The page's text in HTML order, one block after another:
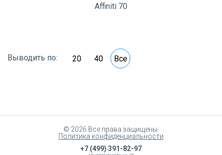
Affiniti 70
Выводить по: 20 40 Все
© 2026 Все права защищены.
Политика конфиденциальности
+7 (499) 391-82-97